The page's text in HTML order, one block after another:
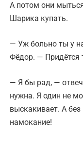
А потом они
Шарика купать.
— Уж больно ты у
Фёдор. — Придётся
— Я бы рад, —
нужна. Я один не
выскакивает. А
намокание!